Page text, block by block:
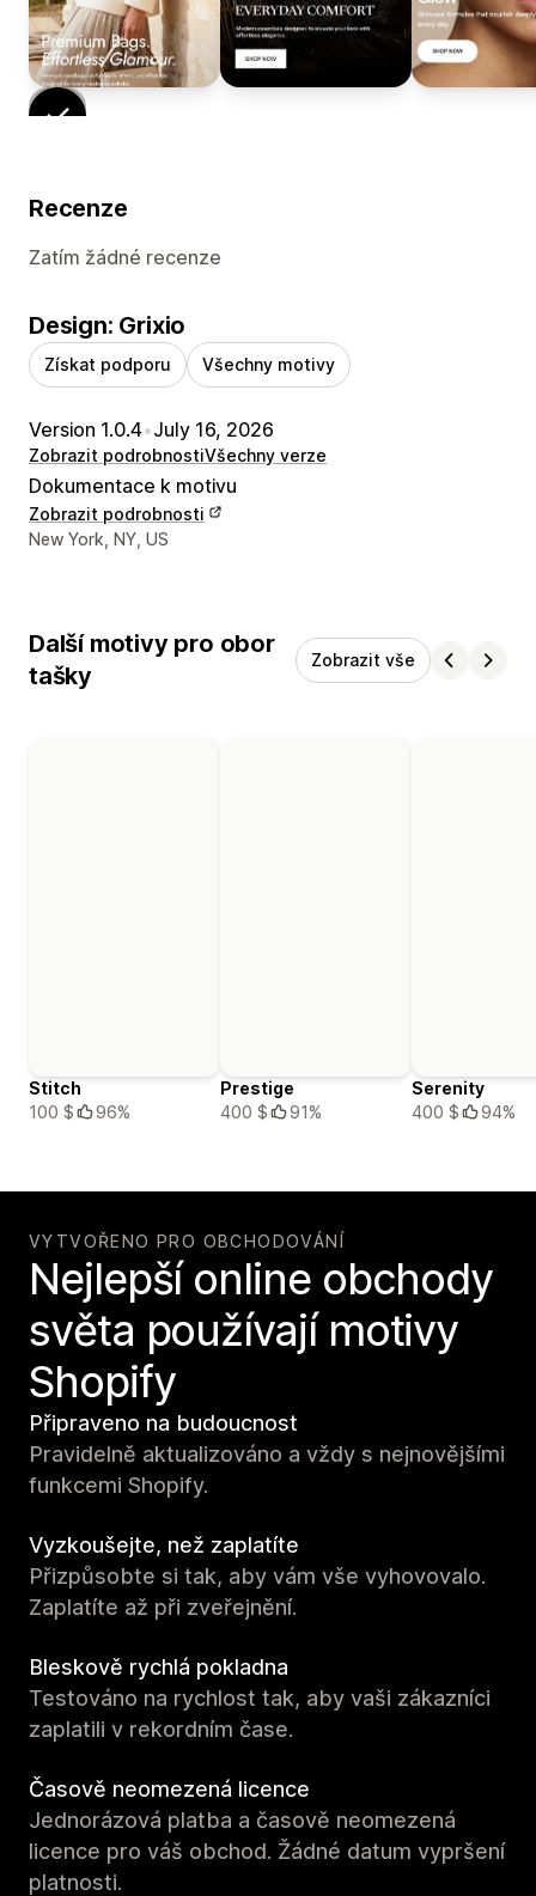
Recenze
Zatím žádné recenze
Design: Grixio
Získat podporu Všechny motivy
Version 1.0.4•July 16, 2026
Zobrazit podrobnostiVšechny verze
Dokumentace k motivu
Zobrazit podrobnosti
Kontaktní údaje designéra
New York, NY, US
Další motivy pro obor
tašky
Zobrazit vše
Stitch
100 $
96%
Prestige
400 $
91%
Serenity
400 $
94%
VYTVOŘENO PRO OBCHODOVÁNÍ
Nejlepší online obchody
světa používají motivy
Shopify
Připraveno na budoucnost
Pravidelně aktualizováno a vždy s nejnovějšími
funkcemi Shopify.
Vyzkoušejte, než zaplatíte
Přizpůsobte si tak, aby vám vše vyhovovalo.
Zaplatíte až při zveřejnění.
Bleskově rychlá pokladna
Testováno na rychlost tak, aby vaši zákazníci
zaplatili v rekordním čase.
Časově neomezená licence
Jednorázová platba a časově neomezená
licence pro váš obchod. Žádné datum vypršení
platnosti.